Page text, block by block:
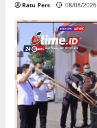
Ratu Pers 08/08/2026